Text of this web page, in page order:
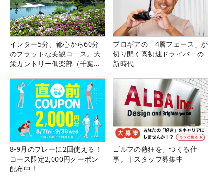
インター5分、都心から60分
のフラットな美観コース。大
栄カントリー俱楽部（千葉
プロギアの「4層フェース」が
切り開く高初速ドライバーの
新時代
8-9月のプレーに2回使える！
コース限定2,000円クーポン
配布中！
ゴルフの熱狂を、つくる仕
事。｜スタッフ募集中